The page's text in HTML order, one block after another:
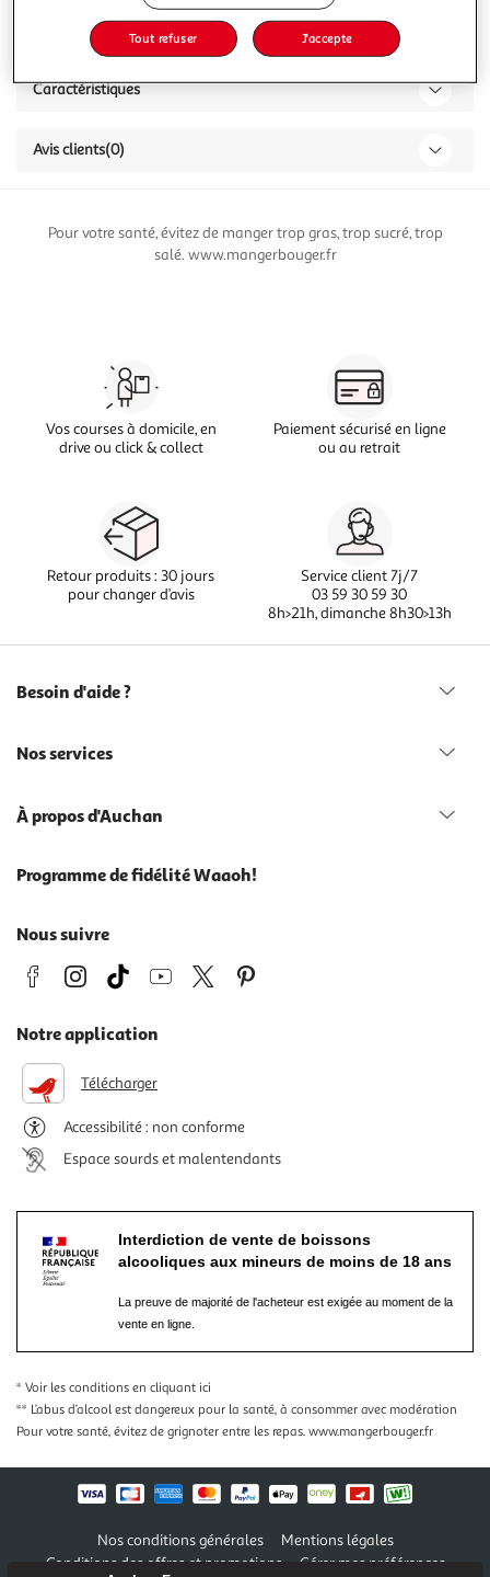
Description
Caractéristiques
Avis clients(0)
Pour votre santé, évitez de manger trop gras, trop sucré, trop
salé. www.mangerbouger.fr
Vos courses à domicile, en
drive ou click & collect
Paiement sécurisé en ligne
ou au retrait
Retour produits : 30 jours
pour changer d’avis
Service client 7j/7
03 59 30 59 30
8h>21h, dimanche 8h30>13h
Besoin d'aide ?
Nos services
À propos d'Auchan
Programme de fidélité Waaoh!
Nous suivre
Notre application
Télécharger
Accessibilité : non conforme
Espace sourds et malentendants
Interdiction de vente de boissons
alcooliques aux mineurs de moins de 18 ans
La preuve de majorité de l'acheteur est exigée au moment de la
vente en ligne.
* Voir les conditions en cliquant ici
** L’abus d’alcool est dangereux pour la santé, à consommer avec modération
Pour votre santé, évitez de grignoter entre les repas. www.mangerbouger.fr
Nos conditions générales
Mentions légales
Conditions des offres et promotions
Gérer mes préférences
Tout refuser J'accepte